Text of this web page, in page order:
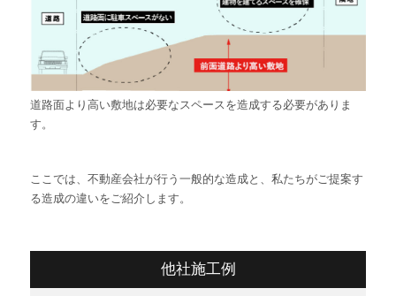
道路面より高い敷地は必要なスペースを造成する必要がありま
す。
ここでは、不動産会社が行う一般的な造成と、私たちがご提案す
る造成の違いをご紹介します。
他社施工例